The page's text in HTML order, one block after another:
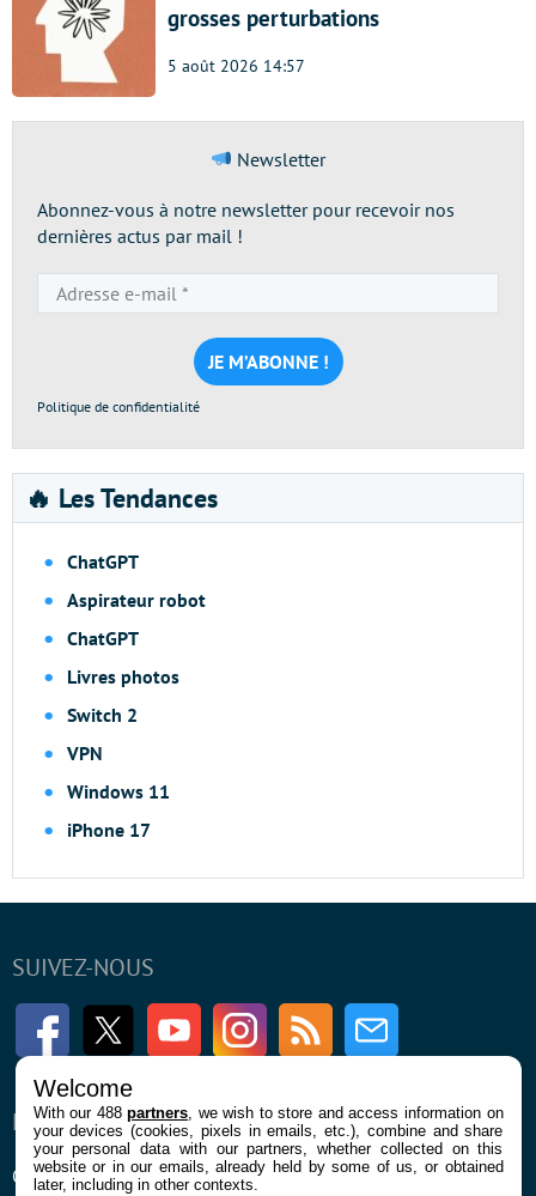
grosses perturbations
5 août 2026 14:57
Newsletter
Abonnez-vous à notre newsletter pour recevoir nos
dernières actus par mail !
e-
mail
*
Politique de confidentialité
🔥 Les Tendances
ChatGPT
Aspirateur robot
ChatGPT
Livres photos
Switch 2
VPN
Windows 11
iPhone 17
SUIVEZ-NOUS
FacebookTwitter Youtube InstagramRSS Newsletter
ENTREPRISE
Qui sommes nous
À PROPOS
La rédaction
Welcome
With our 488partners , we wish to store and access information on
your devices (cookies, pixels in emails, etc.), combine and share
your personal data with our partners, whether collected on this
website or in our emails, already held by some of us, or obtained
later, including in other contexts.